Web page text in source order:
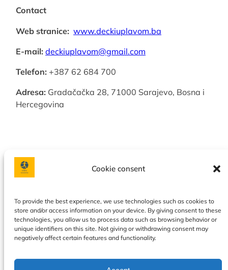
Cookie consent
To provide the best experience, we use technologies such as cookies to
store and/or access information on your device. By giving consent to these
technologies, you allow us to process data such as browsing behavior or
unique identifiers on this site. Not giving or withdrawing consent may
negatively affect certain features and functionality.
Contact
Web stranice: www.deckiuplavom.ba
E-mail: deckiuplavom@gmail.com
Telefon: +387 62 684 700
Adresa: Gradačačka 28, 71000 Sarajevo, Bosna i
Hercegovina
Privacy policy|Terms & Conditions|Our services| About
us|Contact|Calendar|Cookie Policy